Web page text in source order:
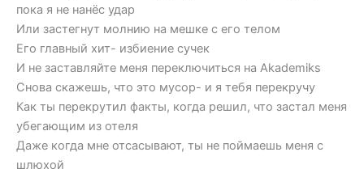
пока я не нанёс удар
Или застегнут молнию на мешке с его телом
Его главный хит- избиение сучек
И не заставляйте меня переключиться на Akademiks
Снова скажешь, что это мусор- и я тебя перекручу
Как ты перекрутил факты, когда решил, что застал меня
убегающим из отеля
Даже когда мне отсасывают, ты не поймаешь меня с
шлюхой